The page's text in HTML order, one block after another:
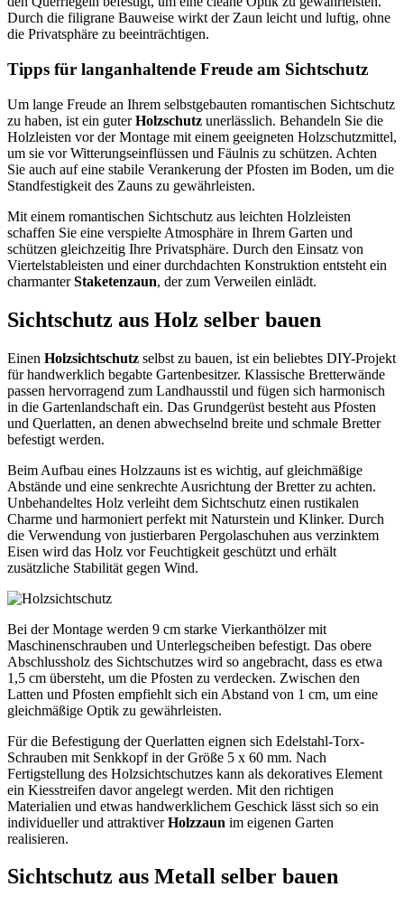
Durch die filigrane Bauweise wirkt der Zaun leicht und luftig, ohne
die Privatsphäre zu beeinträchtigen.
Tipps für langanhaltende Freude am Sichtschutz
Um lange Freude an Ihrem selbstgebauten romantischen Sichtschutz
zu haben, ist ein guterHolzschutz unerlässlich. Behandeln Sie die
Holzleisten vor der Montage mit einem geeigneten Holzschutzmittel,
um sie vor Witterungseinflüssen und Fäulnis zu schützen. Achten
Sie auch auf eine stabile Verankerung der Pfosten im Boden, um die
Standfestigkeit des Zauns zu gewährleisten.
Mit einem romantischen Sichtschutz aus leichten Holzleisten
schaffen Sie eine verspielte Atmosphäre in Ihrem Garten und
schützen gleichzeitig Ihre Privatsphäre. Durch den Einsatz von
Viertelstableisten und einer durchdachten Konstruktion entsteht ein
charmanterStaketenzaun, der zum Verweilen einlädt.
Sichtschutz aus Holz selber bauen
Einen Holzsichtschutz selbst zu bauen, ist ein beliebtes DIY-Projekt
für handwerklich begabte Gartenbesitzer. Klassische Bretterwände
passen hervorragend zum Landhausstil und fügen sich harmonisch
in die Gartenlandschaft ein. Das Grundgerüst besteht aus Pfosten
und Querlatten, an denen abwechselnd breite und schmale Bretter
befestigt werden.
Beim Aufbau eines Holzzauns ist es wichtig, auf gleichmäßige
Abstände und eine senkrechte Ausrichtung der Bretter zu achten.
Unbehandeltes Holz verleiht dem Sichtschutz einen rustikalen
Charme und harmoniert perfekt mit Naturstein und Klinker. Durch
die Verwendung von justierbaren Pergolaschuhen aus verzinktem
Eisen wird das Holz vor Feuchtigkeit geschützt und erhält
zusätzliche Stabilität gegen Wind.
Bei der Montage werden 9 cm starke Vierkanthölzer mit
Maschinenschrauben und Unterlegscheiben befestigt. Das obere
Abschlussholz des Sichtschutzes wird so angebracht, dass es etwa
1,5 cm übersteht, um die Pfosten zu verdecken. Zwischen den
Latten und Pfosten empfiehlt sich ein Abstand von 1 cm, um eine
gleichmäßige Optik zu gewährleisten.
Für die Befestigung der Querlatten eignen sich Edelstahl-Torx-
Schrauben mit Senkkopf in der Größe 5 x 60 mm. Nach
Fertigstellung des Holzsichtschutzes kann als dekoratives Element
ein Kiesstreifen davor angelegt werden. Mit den richtigen
Materialien und etwas handwerklichem Geschick lässt sich so ein
individueller und attraktiverHolzzaun im eigenen Garten
realisieren.
Sichtschutz aus Metall selber bauen